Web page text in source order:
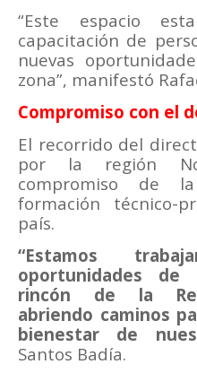
“Este espacio
capacitación de
nuevas
zona”, manifestó
Compromiso con el
El recorrido del
por la región
compromiso de
formación técnico-
país.
“Estamos
oportunidades de
rincón de la
abriendo caminos
bienestar de
Santos Badía.